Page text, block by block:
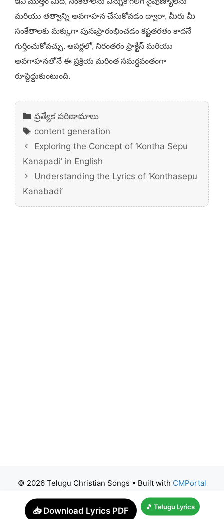
మరియు తత్వాన్ని అవగాహన చేసుకోవడం ద్వారా, మీరు మీ
సంకేతాలకు మక్కుగా పునఃప్రారంభించడం కష్టతరతం కాదనే
గుర్తించుకోవచ్చు. ఆపర్లలో, నిరంతరం ప్రాక్టీస్ మరియు
అవగాహనతోనే ఈ ప్రక్రియ మరింత సమర్థవంతంగా
రూప్దిద్దుకుంటుంది.
Categories
ప్రత్యేక పరిణామాలు
Tags
content generation
Exploring the Concept of ‘Kontha Sepu
Kanapadi’ in English
Understanding the Lyrics of ‘Konthasepu
Kanabadi’
© 2026 Telugu Christian Songs • Built with CMPortal
📥 Download Lyrics PDF 🎵 Telugu Lyrics